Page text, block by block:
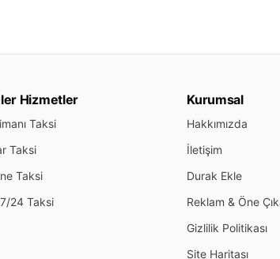
Hizmetler
Taksi
Taksi
Taksi
24 Taksi
Kurumsal
Hakkımızda
İletişim
Durak Ekle
Reklam & Öne
Gizlilik Politikası
Site Haritası